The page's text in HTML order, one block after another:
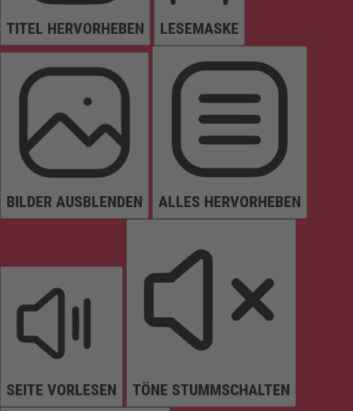
TITEL HERVORHEBEN LESEMASKE
BILDER AUSBLENDEN ALLES HERVORHEBEN
SEITE VORLESEN TÖNE STUMMSCHALTEN